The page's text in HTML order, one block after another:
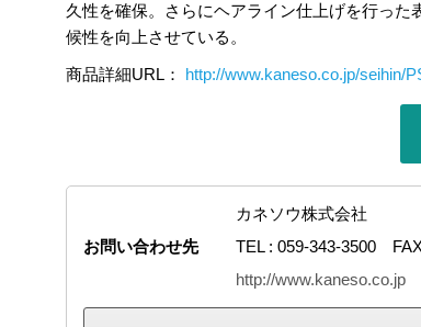
久性を確保。さらにヘアライン仕上げを行っ
候性を向上させている。
商品詳細URL： http://www.kaneso.co.jp/seihin/
お問い合わせ先
カネソウ株式会社
TEL : 059-343-3500
http://www.kaneso.co.jp